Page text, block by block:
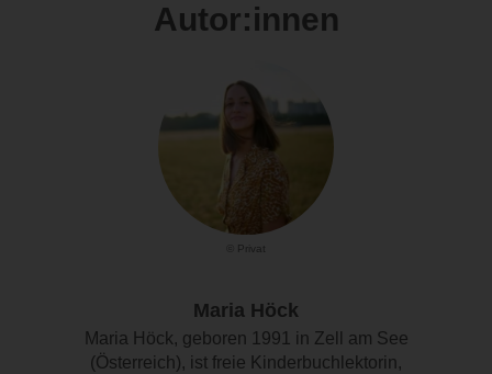
Autor:innen
© Privat
Maria Höck
Maria Höck, geboren 1991 in Zell am See
(Österreich), ist freie Kinderbuchlektorin,